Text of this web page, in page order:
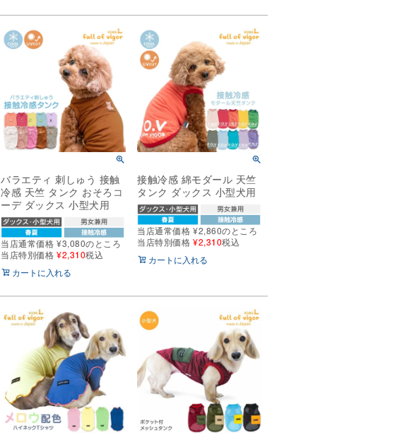
バラエティ 刺しゅう 接触
冷感 天竺 タンク おそろコ
ーデ ダックス 小型犬用
当店通常価格 ¥3,080のところ
当店特別価格 ¥2,310税込
カートに入れる
接触冷感 綿モダール 天竺
タンク ダックス 小型犬用
当店通常価格 ¥2,860のところ
当店特別価格 ¥2,310税込
カートに入れる